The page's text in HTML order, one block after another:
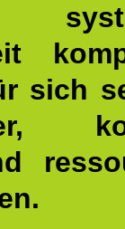
sich